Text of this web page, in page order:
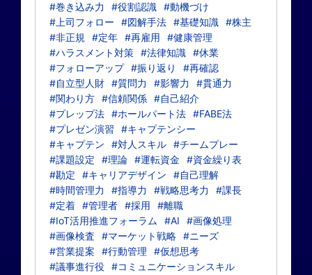
#巻き込み力
#役割認識 #動機づけ
#上司フォロー
#図解手法 #基礎知識 #株主
#非正規
#定年 #再雇用
#健康管理
#ハラスメント対策 #法律知識 #休業
#フォローアップ #振り返り
#再確認
#自立型人財 #質問力 #影響力
#貫通力
#関わり方 #信頼関係 #自己紹介
#プレップ法 #ホールパート法 #FABE法
#プレゼン演習
#キャプテンシー
#キャプテン
#対人スキル #チームプレー
#課題設定
#理論 #運転資金
#資金繰り表
#勘定
#キャリアデザイン
#自己理解
#時間管理力
#指導力 #戦略思考力
#課長
#定着 #管理者 #採用
#離職
#IoT活用推進フォーラム
#AI
#画像処理
#画像検査
#マーケット戦略 #ニーズ
#営業提案
#行動管理
#仮想思考
#議事進行役 #コミュニケーションスキル